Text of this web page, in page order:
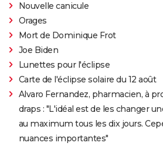
Nouvelle canicule
Orages
Mort de Dominique Frot
Joe Biden
Lunettes pour l'éclipse
Carte de l'éclipse solaire du 12 août
Alvaro Fernandez, pharmacien, à
draps : "L'idéal est de les changer
au maximum tous les dix jours.
nuances importantes"